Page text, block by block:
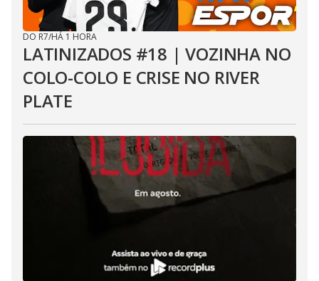
DO R7/HÁ 1 HORA
LATINIZADOS #18 | VOZINHA NO
COLO-COLO E CRISE NO RIVER
PLATE